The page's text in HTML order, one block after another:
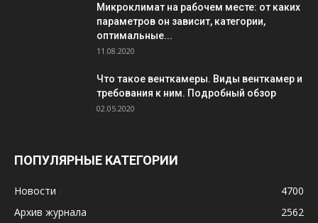
Микроклимат на рабочем месте: от каких
параметров он зависит, категории,
оптимальные...
11.08.2020
Что такое венткамеры. Виды венткамер и
требования к ним. Подробный обзор
02.05.2020
ПОПУЛЯРНЫЕ КАТЕГОРИИ
Новости
4700
Архив журнала
2562